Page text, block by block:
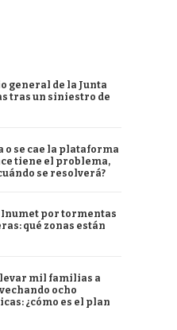
general de la Junta
tras un siniestro de
o se cae la plataforma
tiene el problema,
se resolverá?
por tormentas
qué zonas están
mil familias a
ocho
¿cómo es el plan